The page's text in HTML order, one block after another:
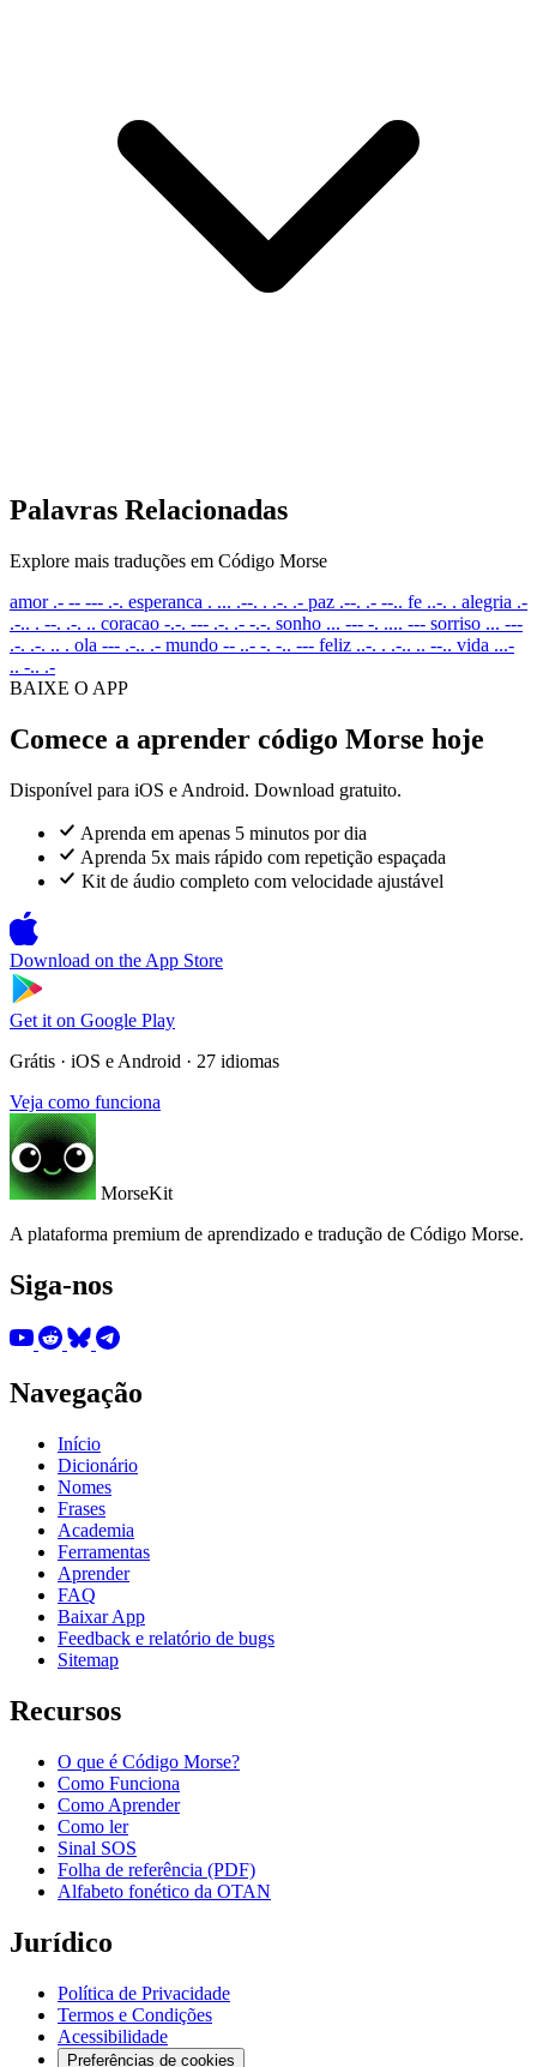
Palavras Relacionadas
Explore mais traduções em Código Morse
amor .- -- --- .-. esperanca . ... .--. . .-. .- paz .--. .- --.. fe ..-. . alegria .-
.-.. . --. .-. .. coracao -.-. --- .-. .- -.-. sonho ... --- -. .... --- sorriso ... ---
.-. .-. .. . ola --- .-.. .- mundo -- ..- -. -.. --- feliz ..-. . .-.. .. --.. vida ...-
.. -.. .-
BAIXE O APP
Comece a aprender código Morse hoje
Disponível para iOS e Android. Download gratuito.
Aprenda em apenas 5 minutos por dia
Aprenda 5x mais rápido com repetição espaçada
Kit de áudio completo com velocidade ajustável
Download on the App Store
Get it on Google Play
Grátis · iOS e Android · 27 idiomas
Veja como funciona
MorseKit
A plataforma premium de aprendizado e tradução de Código Morse.
Siga-nos
Navegação
Início
Dicionário
Nomes
Frases
Academia
Ferramentas
Aprender
FAQ
Baixar App
Feedback e relatório de bugs
Sitemap
Recursos
O que é Código Morse?
Como Funciona
Como Aprender
Como ler
Sinal SOS
Folha de referência (PDF)
Alfabeto fonético da OTAN
Jurídico
Política de Privacidade
Termos e Condições
Acessibilidade
Preferências de cookies